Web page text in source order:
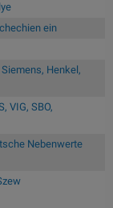
ein
Henkel,
VIG, SBO,
Nebenwerte